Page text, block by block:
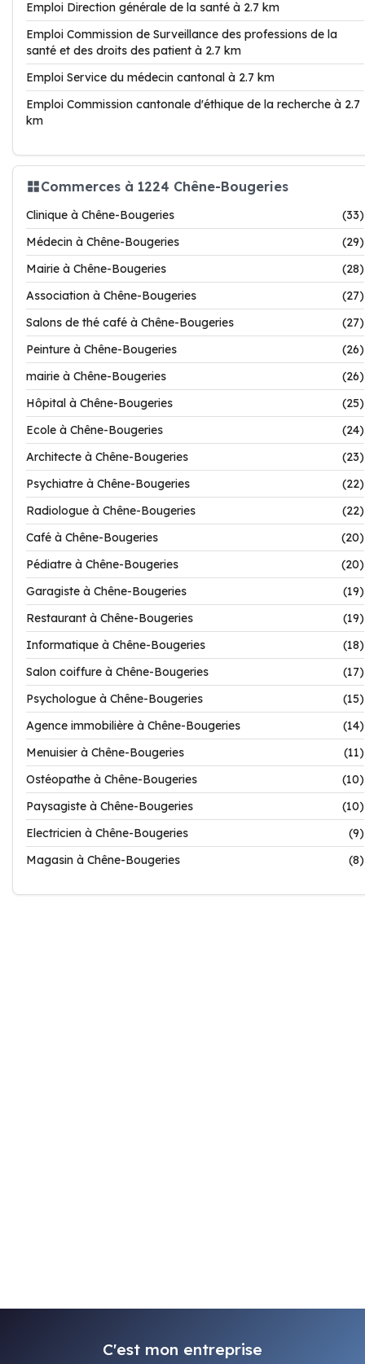
Emploi Direction générale de la santé à 2.7 km
Emploi Commission de Surveillance des professions de la
santé et des droits des patient à 2.7 km
Emploi Service du médecin cantonal à 2.7 km
Emploi Commission cantonale d'éthique de la recherche à 2.7
km
Commerces à 1224 Chêne-Bougeries
Clinique à Chêne-Bougeries
(33)
Médecin à Chêne-Bougeries
(29)
Mairie à Chêne-Bougeries
(28)
Association à Chêne-Bougeries
(27)
Salons de thé café à Chêne-Bougeries
(27)
Peinture à Chêne-Bougeries
(26)
mairie à Chêne-Bougeries
(26)
Hôpital à Chêne-Bougeries
(25)
Ecole à Chêne-Bougeries
(24)
Architecte à Chêne-Bougeries
(23)
Psychiatre à Chêne-Bougeries
(22)
Radiologue à Chêne-Bougeries
(22)
Café à Chêne-Bougeries
(20)
Pédiatre à Chêne-Bougeries
(20)
Garagiste à Chêne-Bougeries
(19)
Restaurant à Chêne-Bougeries
(19)
Informatique à Chêne-Bougeries
(18)
Salon coiffure à Chêne-Bougeries
(17)
Psychologue à Chêne-Bougeries
(15)
Agence immobilière à Chêne-Bougeries
(14)
Menuisier à Chêne-Bougeries
(11)
Ostéopathe à Chêne-Bougeries
(10)
Paysagiste à Chêne-Bougeries
(10)
Electricien à Chêne-Bougeries
(9)
Magasin à Chêne-Bougeries
(8)
C'est mon entreprise